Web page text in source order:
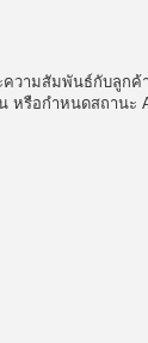
ามสัมพันธ์กับลูกค้
หรือกำหนดสถานะ